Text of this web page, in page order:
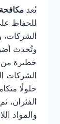
تُعد
للحفاظ
وتُحدث
خطيرة من
الشركات
حلولًا
الفئران،
والمواد